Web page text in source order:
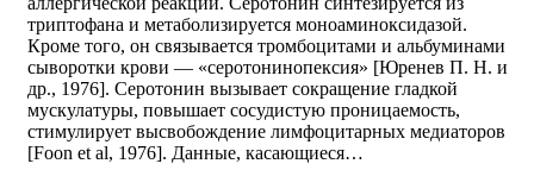
триптофана и метаболизируется моноаминоксидазой.
Кроме того, он связывается тромбоцитами и альбуминами
сыворотки крови — «серотонинопексия» [Юренев П. Н. и
др., 1976]. Серотонин вызывает сокращение гладкой
мускулатуры, повышает сосудистую проницаемость,
стимулирует высвобождение лимфоцитарных медиаторов
[Foon et al, 1976]. Данные, касающиеся…